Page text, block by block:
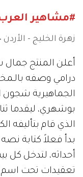
#مشاهير
زهرة الخليج - الأردن
أعلن المنتج جمال
درامي وصفه
الجماهيرية شجون
بوشهري، ليقدما
الذي قام بتأليفه
بدأ فعلاً كتابة
أحداثه، لتدخل كل
تعقيدات تحت اسم